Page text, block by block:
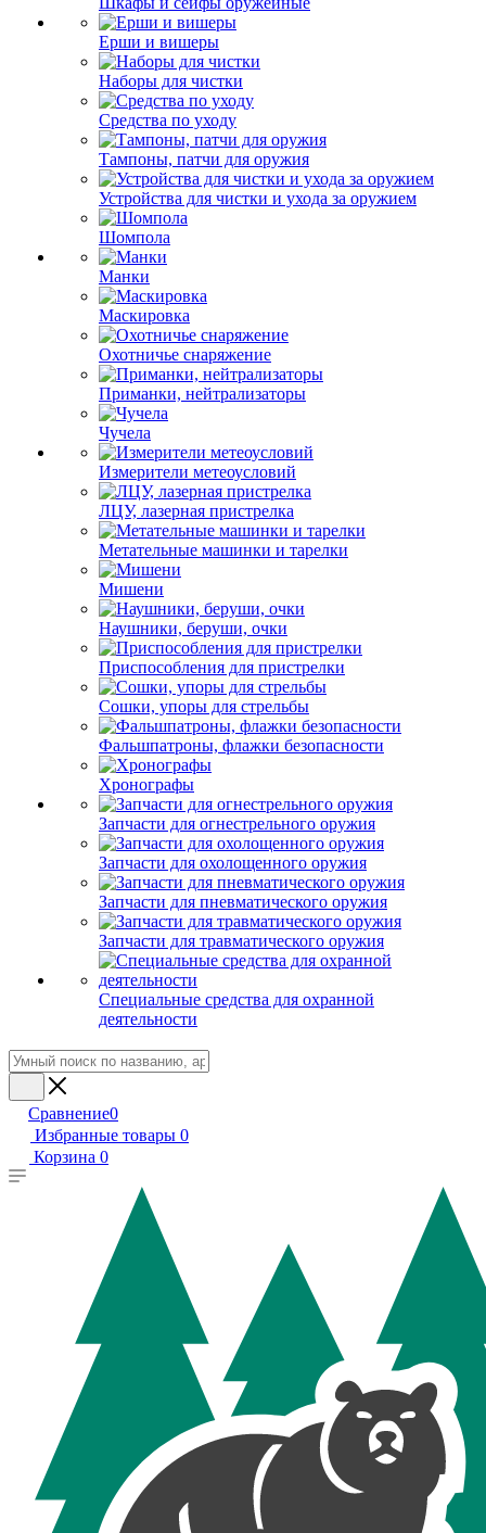
Ерши и вишеры
Наборы для чистки
Средства по уходу
Тампоны, патчи для оружия
Устройства для чистки и ухода за оружием
Шомпола
Манки
Маскировка
Охотничье снаряжение
Приманки, нейтрализаторы
Чучела
Измерители метеоусловий
ЛЦУ, лазерная пристрелка
Метательные машинки и тарелки
Мишени
Наушники, беруши, очки
Приспособления для пристрелки
Сошки, упоры для стрельбы
Фальшпатроны, флажки безопасности
Хронографы
Запчасти для огнестрельного оружия
Запчасти для охолощенного оружия
Запчасти для пневматического оружия
Запчасти для травматического оружия
Специальные средства для охранной
деятельности
Сравнение0
Избранные товары 0
Корзина 0